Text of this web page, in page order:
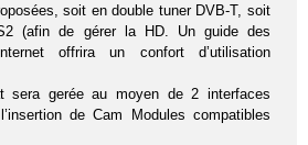
soit en double tuner DVB-T, soit
(afin de gérer la HD. Un guide des
offrira un confort d’utilisation
sera gerée au moyen de 2 interfaces
de Cam Modules compatibles